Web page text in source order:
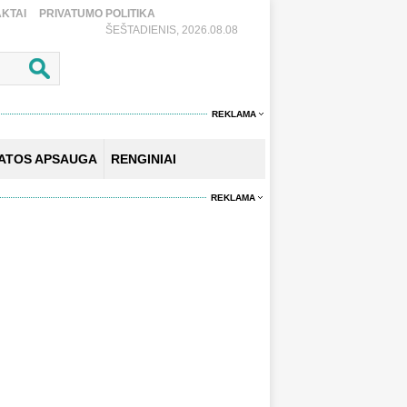
PRIVATUMO POLITIKA
ŠEŠTADIENIS, 2026.08.08
REKLAMA
APSAUGA RENGINIAI
REKLAMA